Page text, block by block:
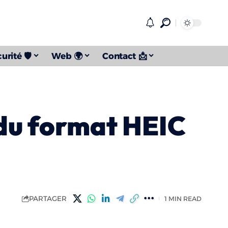
🛡️ Web 🌍 Contact 📩
format HEIC
PARTAGER 1 MIN READ